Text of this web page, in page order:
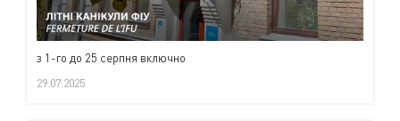
з 1-го до 25 серпня включно
29.07.2025